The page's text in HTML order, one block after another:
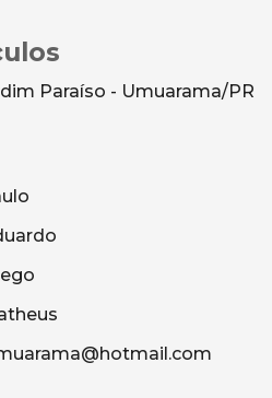
Paraíso - Umuarama/PR